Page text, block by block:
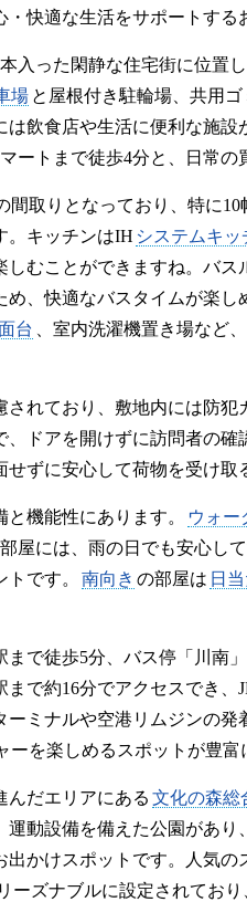
快適な生活をサポートする
入った閑静な住宅街に位
場 と屋根付き駐輪場、共用
飲食店や生活に便利な施
ートまで徒歩4分と、日常の
取りとなっており、特に
。キッチンはIH システムキッ
むことができますね。バ
、快適なバスタイムが楽し
台
、室内洗濯機置き場など
されており、敷地内には防
ドアを開けずに訪問者の確
ずに安心して荷物を受け取
機能性にあります。 ウォー
屋には、雨の日でも安心し
です。
南向き の部屋は 日
で徒歩5分、バス停「川南
で約16分でアクセスでき
ミナルや空港リムジンの発
ーを楽しめるスポットが豊富
んだエリアにある 文化の森総
運動設備を備えた公園があ
かけスポットです。人気の
ーズナブルに設定されてお